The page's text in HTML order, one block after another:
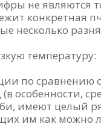
не являются
конкретная
несколько
температуру:
по сравнению
особенности,
имеют целый
им как можно